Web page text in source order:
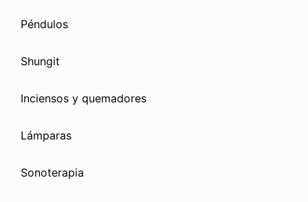
Péndulos
Shungit
Inciensos y quemadores
Lámparas
Sonoterapia